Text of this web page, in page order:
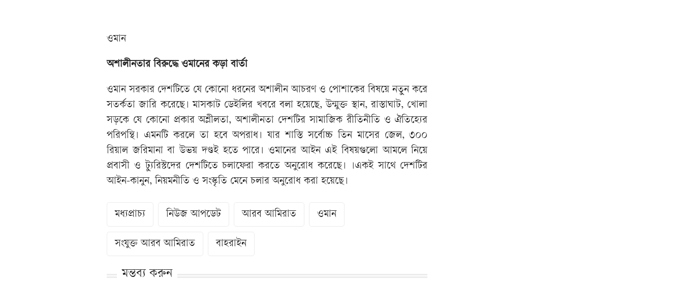
ওমান
অশালীনতার বিরুদ্ধে ওমানের কড়া বার্তা
ওমান সরকার দেশটিতে যে কোনো ধরনের অশালীন আচরণ ও পোশাকের বিষয়ে নতুন করে
সতর্কতা জারি করেছে। মাসকাট ডেইলির খবরে বলা হয়েছে, উন্মুক্ত স্থান, রাস্তাঘাট, খোলা
সড়কে যে কোনো প্রকার অশ্লীলতা, অশালীনতা দেশটির সামাজিক রীতিনীতি ও ঐতিহ্যের
পরিপন্থি। এমনটি করলে তা হবে অপরাধ। যার শাস্তি সর্বোচ্চ তিন মাসের জেল, ৩০০
রিয়াল জরিমানা বা উভয় দণ্ডই হতে পারে। ওমানের আইন এই বিষয়গুলো আমলে নিয়ে
প্রবাসী ও ট্যুরিস্টদের দেশটিতে চলাফেরা করতে অনুরোধ করেছে। ।একই সাথে দেশটির
আইন-কানুন, নিয়মনীতি ও সংস্কৃতি মেনে চলার অনুরোধ করা হয়েছে।
মধ্যপ্রাচ্য নিউজ আপডেট আরব আমিরাত ওমান
সংযুক্ত আরব আমিরাত বাহরাইন
মন্তব্য করুন